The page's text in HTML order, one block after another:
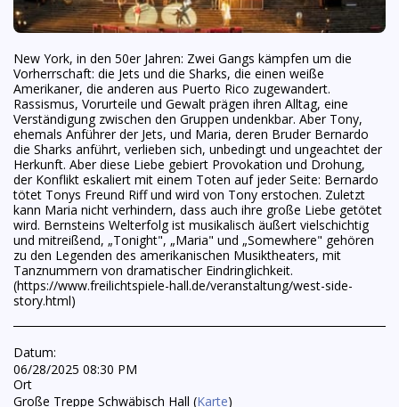
New York, in den 50er Jahren: Zwei Gangs kämpfen um die
Vorherrschaft: die Jets und die Sharks, die einen weiße
Amerikaner, die anderen aus Puerto Rico zugewandert.
Rassismus, Vorurteile und Gewalt prägen ihren Alltag, eine
Verständigung zwischen den Gruppen undenkbar. Aber Tony,
ehemals Anführer der Jets, und Maria, deren Bruder Bernardo
die Sharks anführt, verlieben sich, unbedingt und ungeachtet der
Herkunft. Aber diese Liebe gebiert Provokation und Drohung,
der Konflikt eskaliert mit einem Toten auf jeder Seite: Bernardo
tötet Tonys Freund Riff und wird von Tony erstochen. Zuletzt
kann Maria nicht verhindern, dass auch ihre große Liebe getötet
wird. Bernsteins Welterfolg ist musikalisch äußert vielschichtig
und mitreißend, „Tonight", „Maria" und „Somewhere" gehören
zu den Legenden des amerikanischen Musiktheaters, mit
Tanznummern von dramatischer Eindringlichkeit.
(https://www.freilichtspiele-hall.de/veranstaltung/west-side-
story.html)
Datum:
06/28/2025 08:30 PM
Ort
Große Treppe Schwäbisch Hall (Karte)